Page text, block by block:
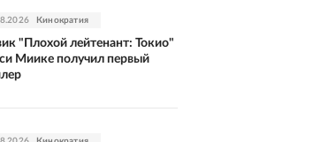
Кинократия
"Плохой лейтенант: Токио"
Миике получил первый